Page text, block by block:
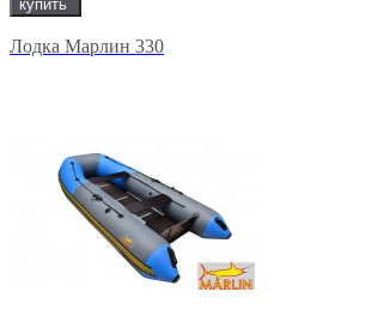
купить
Лодка Марлин 330